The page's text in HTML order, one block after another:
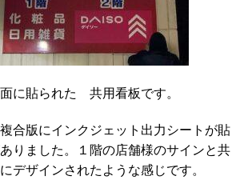
に貼られた 共用看板です。
合版にインクジェット出力シートが貼
りました。１階の店舗様のサインと共
デザインされたような感じです。